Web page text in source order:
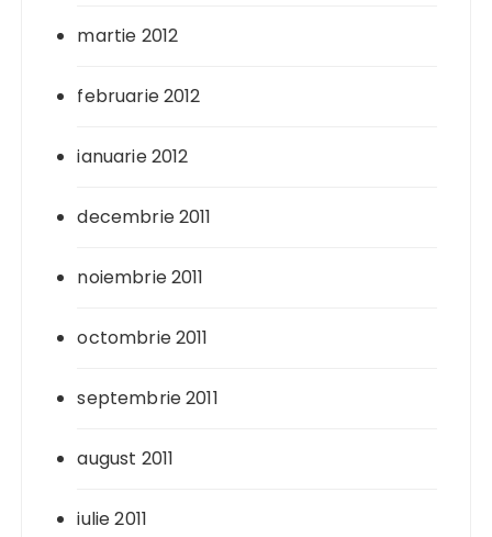
martie 2012
februarie 2012
ianuarie 2012
decembrie 2011
noiembrie 2011
octombrie 2011
septembrie 2011
august 2011
iulie 2011